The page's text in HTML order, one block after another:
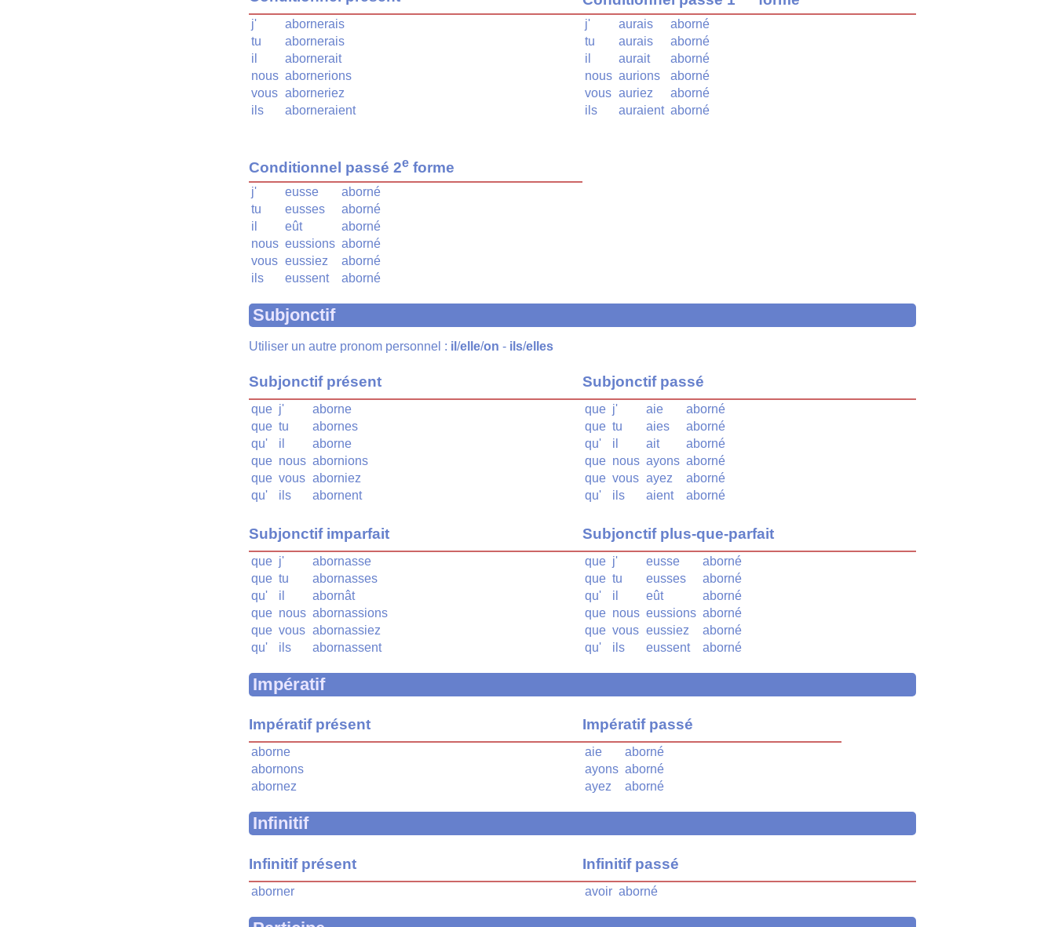
j'
abornerais
tu
abornerais
il
abornerait
nous abornerions
vous aborneriez
ils
aborneraient
j' aurais
aborné
tu
aurais
aborné
il
aurait
aborné
nous aurions
aborné
vous auriez
aborné
ils
auraient aborné
Conditionnel passé 2e forme
j' eusse
aborné
tu
eusses
aborné
il
eût
aborné
nous eussions aborné
vous eussiez
aborné
ils
eussent aborné
Subjonctif
Utiliser un autre pronom personnel : il /elle/on - ils/elles
Subjonctif présent
que j'
aborne
que tu
abornes
qu'
il
aborne
que nous abornions
que vous aborniez
qu'
ils abornent
Subjonctif imparfait
que j'
abornasse
que tu
abornasses
qu'
il
abornât
que nous abornassions
que vous abornassiez
qu'
ils abornassent
Subjonctif passé
que j' aie
aborné
que tu aies
aborné
qu'
il ait
aborné
que nous ayons aborné
que vous ayez
aborné
qu'
ils aient aborné
Subjonctif plus-que-parfait
que j' eusse
aborné
que tu eusses
aborné
qu'
il eût
aborné
que nous eussions aborné
que vous eussiez
aborné
qu'
ils eussent aborné
Impératif
Impératif présent
aborne
abornons
abornez
Impératif passé
aie
aborné
ayons aborné
ayez
aborné
Infinitif
Infinitif présent
aborner
Infinitif passé
avoir aborné